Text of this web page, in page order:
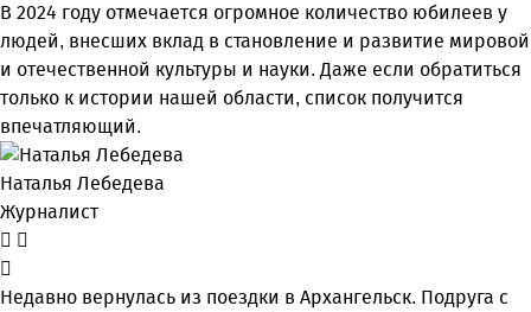
В 2024 году отмечается огромное количество юбилеев у
людей, внесших вклад в становление и развитие мировой
и отечественной культуры и науки. Даже если обратиться
только к истории нашей области, список получится
впечатляющий.
Наталья Лебедева
Журналист
Недавно вернулась из поездки в Архангельск. Подруга с